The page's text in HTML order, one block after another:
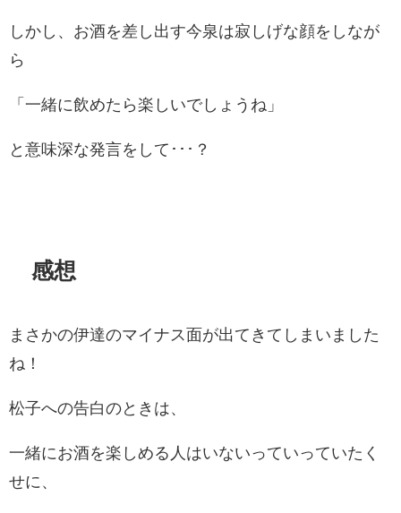
しかし、お酒を差し出す今泉は寂しげな顔をしなが
ら
「一緒に飲めたら楽しいでしょうね」
と意味深な発言をして･･･？
感想
まさかの伊達のマイナス面が出てきてしまいました
ね！
松子への告白のときは、
一緒にお酒を楽しめる人はいないっていっていたく
せに、